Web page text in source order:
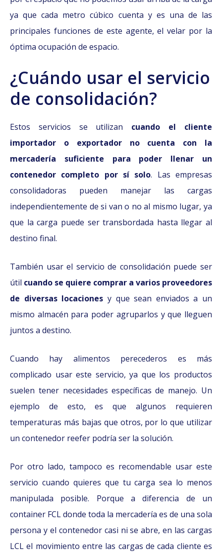
ya que cada metro cúbico cuenta y es una de las
principales funciones de este agente, el velar por la
óptima ocupación de espacio.
¿Cuándo usar el servicio
de consolidación?
Estos servicios se utilizan cuando el cliente
importador o exportador no cuenta con la
mercadería suficiente para poder llenar un
contenedor completo por sí solo. Las empresas
consolidadoras pueden manejar las cargas
independientemente de si van o no al mismo lugar, ya
que la carga puede ser transbordada hasta llegar al
destino final.
También usar el servicio de consolidación puede ser
útil cuando se quiere comprar a varios proveedores
de diversas locaciones y que sean enviados a un
mismo almacén para poder agruparlos y que lleguen
juntos a destino.
Cuando hay alimentos perecederos es más
complicado usar este servicio, ya que los productos
suelen tener necesidades específicas de manejo. Un
ejemplo de esto, es que algunos requieren
temperaturas más bajas que otros, por lo que utilizar
un contenedor reefer podría ser la solución.
Por otro lado, tampoco es recomendable usar este
servicio cuando quieres que tu carga sea lo menos
manipulada posible. Porque a diferencia de un
container FCL donde toda la mercadería es de una sola
persona y el contenedor casi ni se abre, en las cargas
LCL el movimiento entre las cargas de cada cliente es